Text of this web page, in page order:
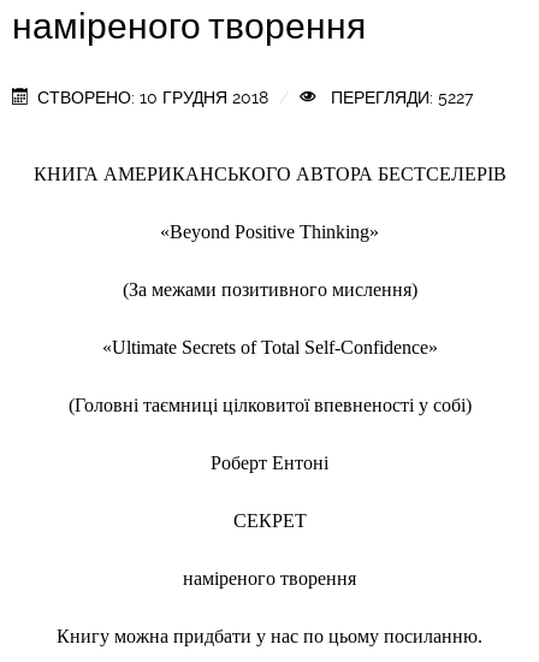
наміреного творення
СТВОРЕНО: 10 ГРУДНЯ 2018 ПЕРЕГЛЯДИ: 5227
КНИГА АМЕРИКАНСЬКОГО АВТОРА БЕСТСЕЛЕРІВ
«Beyond Positive Thinking»
(За межами позитивного мислення)
«Ultimate Secrets of Total Self-Confidence»
(Головні таємниці цілковитої впевненості у собі)
Роберт Ентоні
СЕКРЕТ
наміреного творення
Книгу можна придбати у нас по цьому посиланню.